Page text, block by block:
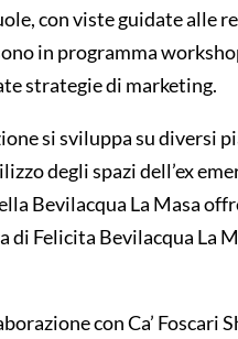
con viste guidate alle
in programma
strategie di marketing.
si sviluppa su diversi
degli spazi dell’ex
Bevilacqua La Masa
di Felicita Bevilacqua La
con Ca’ Foscari